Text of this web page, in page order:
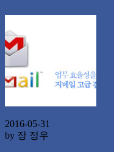
2016-05-31
by 장 정우